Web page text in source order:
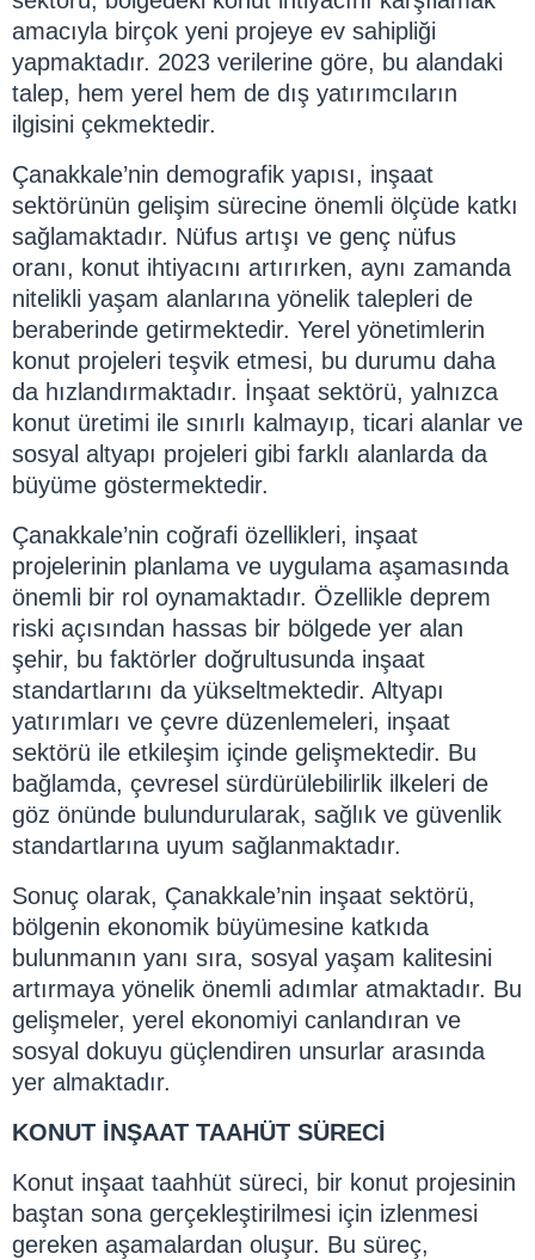
amacıyla birçok yeni projeye ev sahipliği
yapmaktadır. 2023 verilerine göre, bu alandaki
talep, hem yerel hem de dış yatırımcıların
ilgisini çekmektedir.
Çanakkale’nin demografik yapısı, inşaat
sektörünün gelişim sürecine önemli ölçüde katkı
sağlamaktadır. Nüfus artışı ve genç nüfus
oranı, konut ihtiyacını artırırken, aynı zamanda
nitelikli yaşam alanlarına yönelik talepleri de
beraberinde getirmektedir. Yerel yönetimlerin
konut projeleri teşvik etmesi, bu durumu daha
da hızlandırmaktadır. İnşaat sektörü, yalnızca
konut üretimi ile sınırlı kalmayıp, ticari alanlar ve
sosyal altyapı projeleri gibi farklı alanlarda da
büyüme göstermektedir.
Çanakkale’nin coğrafi özellikleri, inşaat
projelerinin planlama ve uygulama aşamasında
önemli bir rol oynamaktadır. Özellikle deprem
riski açısından hassas bir bölgede yer alan
şehir, bu faktörler doğrultusunda inşaat
standartlarını da yükseltmektedir. Altyapı
yatırımları ve çevre düzenlemeleri, inşaat
sektörü ile etkileşim içinde gelişmektedir. Bu
bağlamda, çevresel sürdürülebilirlik ilkeleri de
göz önünde bulundurularak, sağlık ve güvenlik
standartlarına uyum sağlanmaktadır.
Sonuç olarak, Çanakkale’nin inşaat sektörü,
bölgenin ekonomik büyümesine katkıda
bulunmanın yanı sıra, sosyal yaşam kalitesini
artırmaya yönelik önemli adımlar atmaktadır. Bu
gelişmeler, yerel ekonomiyi canlandıran ve
sosyal dokuyu güçlendiren unsurlar arasında
yer almaktadır.
KONUT İNŞAAT TAAHÜT SÜRECİ
Konut inşaat taahhüt süreci, bir konut projesinin
baştan sona gerçekleştirilmesi için izlenmesi
gereken aşamalardan oluşur. Bu süreç,